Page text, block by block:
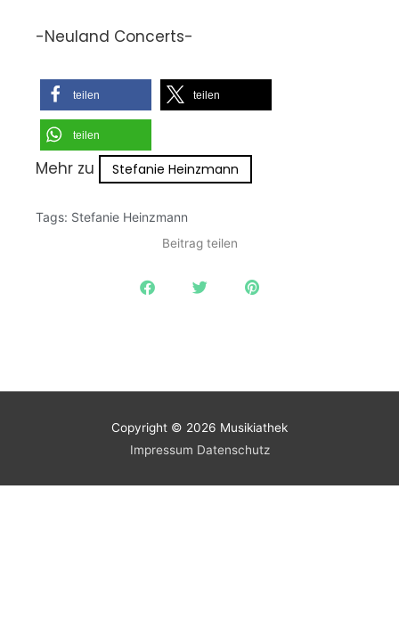
-Neuland Concerts-
teilen teilen
teilen
Mehr zu Stefanie Heinzmann
Tags: Stefanie Heinzmann
Beitrag teilen
Copyright © 2026 Musikiathek
Impressum Datenschutz